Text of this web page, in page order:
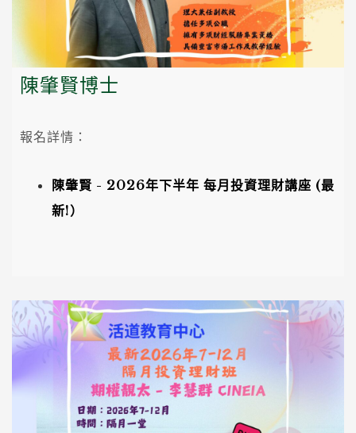
陳肇賢博士
報名詳情：
陳肇賢 - 2026年下半年 每月投資理財講座 (最
新!）